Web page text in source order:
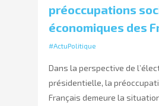
préoccupations
économiques des
#ActuPolitique
Dans la perspective de
présidentielle, la
Français demeure la